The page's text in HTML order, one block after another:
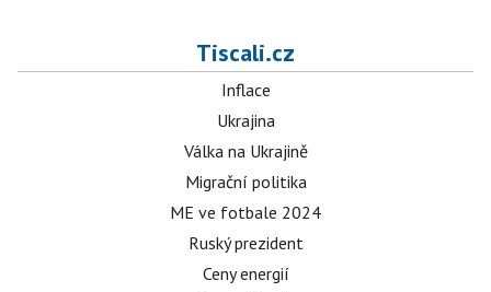
Tiscali.cz
Inflace
Ukrajina
Válka na Ukrajině
Migrační politika
ME ve fotbale 2024
Ruský prezident
Ceny energií